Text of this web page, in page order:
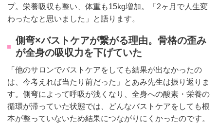
プ。栄養吸収も整い、体重も15kg増加。「2ヶ月で人生変
わったなと思いました」と語ります。
側弯×バストケアが繋がる理由。骨格の歪み
が全身の吸収力を下げていた
「他のサロンでバストケアをしても結果が出なかったの
は、今考えれば当たり前だった」とあみ先生は振り返りま
す。側弯によって呼吸が浅くなり、全身への酸素・栄養の
循環が滞っていた状態では、どんなバストケアをしても根
本が整っていないため結果につながりにくかったのです。